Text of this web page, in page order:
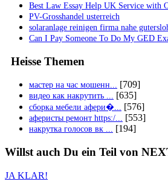
Best Law Essay Help UK Service with
PV-Grosshandel usterreich
solaranlage reinigen firma nahe
Can I Pay Someone To Do My GED
Heisse Themen
мастер на час мошенн... [709]
видео как накрутить ... [635]
сборка мебели афери�... [576]
аферисты ремонт https:/... [553]
накрутка голосов вк ... [194]
Willst auch Du ein Teil von
JA KLAR!